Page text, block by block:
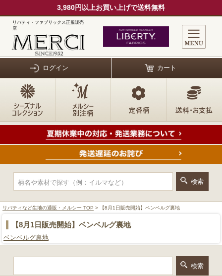
3,980円以上お買い上げで送料無料
リバティ・ファブリックス正規販売
店
ログイン カート
リバティなど生地の通販・メルシー TOP > 【8月1日販売開始】ベンベルグ裏地
【8月1日販売開始】ベンベルグ裏地
ベンベルグ裏地